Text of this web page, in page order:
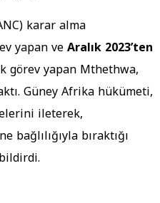
karar alma
yapan veAralık 2023’ten
görev yapan Mthethwa,
Güney Afrika hükümeti,
ileterek,
bağlılığıyla bıraktığı